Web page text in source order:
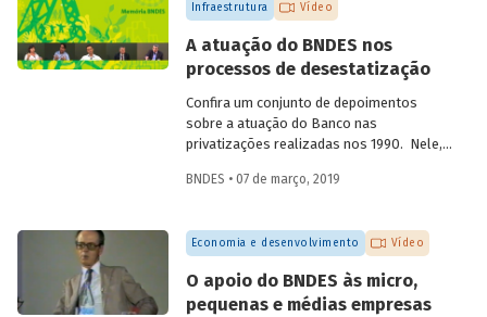
vídeo, dois ex-empregados do Banco que
trajetória da instituição abordam
questões que demonstram a importância
e o valor agregado pelo BNDES ao
projeto de desenvolvimento nacional.
Infraestrutura Vídeo
A atuação do BNDES nos
processos de desestatização
Confira um conjunto de depoimentos
sobre a atuação do Banco nas
privatizações realizadas nos 1990. Nele,
desafios enfrentados à época e sobre os
dessas desestatizações.
BNDES • 07 de março, 2019
Economia e desenvolvimento Vídeo
O apoio do BNDES às micro,
pequenas e médias empresas